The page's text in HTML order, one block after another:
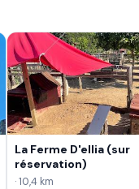
La Ferme D'ellia (sur
réservation)
· 10,4 km